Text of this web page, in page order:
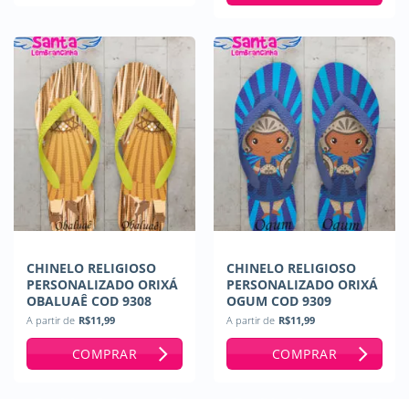
CHINELO RELIGIOSO
PERSONALIZADO ORIXÁ
OBALUAÊ COD 9308
A partir de R$11,99
COMPRAR
CHINELO RELIGIOSO
PERSONALIZADO ORIXÁ
OGUM COD 9309
A partir de R$11,99
COMPRAR